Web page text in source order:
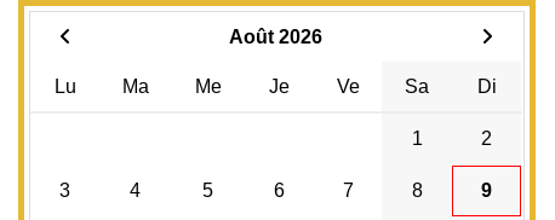
Août 2026
Lu Ma Me Je Ve Sa Di
1 2
3 4 5 6 7 8 9